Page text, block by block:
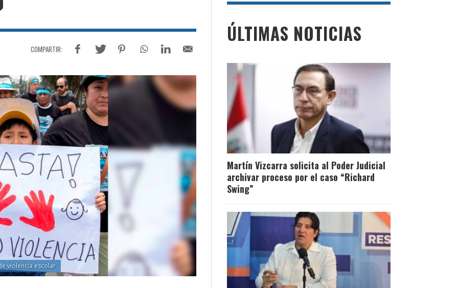
violencia escolar
ÚLTIMAS NOTICIAS
Martín Vizcarra solicita al Poder Judicial
archivar proceso por el caso “Richard
Swing”